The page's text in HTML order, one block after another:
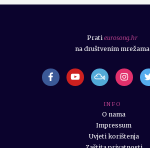
I N F O
O nama
Impressum
Uvjeti korištenja
Prati eurosong.hr
na društvenim mrežama